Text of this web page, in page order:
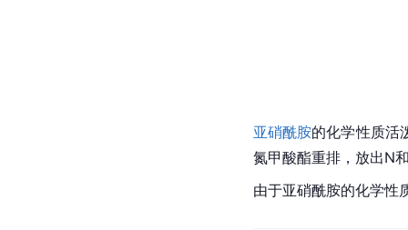
亚硝酰胺的化学性质活
氮甲酸酯重排，放出N
由于亚硝酰胺的化学性